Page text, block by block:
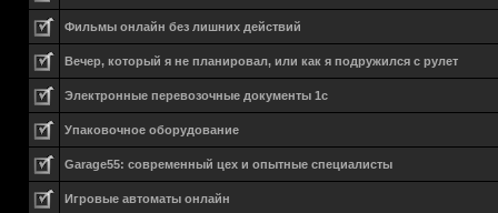
Фильмы онлайн без лишних действий
Вечер, который я не планировал, или как я подружился с рулет
Электронные перевозочные документы 1с
Упаковочное оборудование
Garage55: современный цех и опытные специалисты
Игровые автоматы онлайн